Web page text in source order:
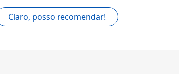
Claro, posso recomendar!